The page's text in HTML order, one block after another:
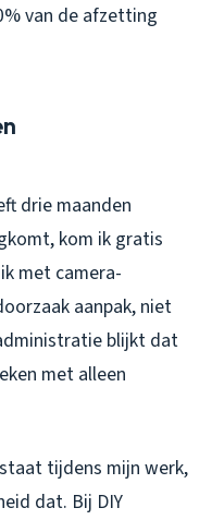
van de afzetting
drie maanden
kom ik gratis
met camera-
aanpak, niet
blijkt dat
met alleen
tijdens mijn werk,
dat. Bij DIY